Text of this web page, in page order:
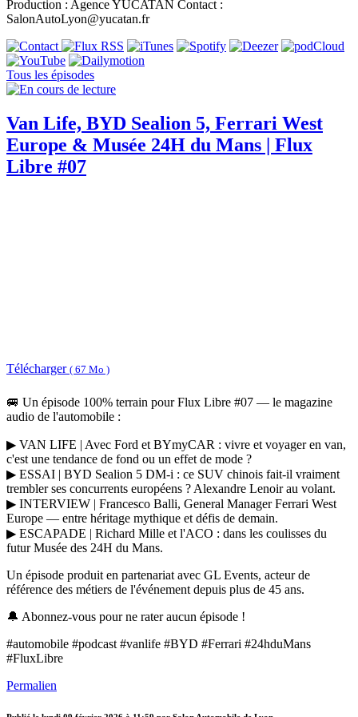
Production : Agence YUCATAN Contact :
SalonAutoLyon@yucatan.fr
Tous les épisodes
Van Life, BYD Sealion 5, Ferrari West
Europe & Musée 24H du Mans | Flux
Libre #07
Télécharger ( 67 Mo )
🚐 Un épisode 100% terrain pour Flux Libre #07 — le magazine
audio de l'automobile :
▶ VAN LIFE | Avec Ford et BYmyCAR : vivre et voyager en van,
c'est une tendance de fond ou un effet de mode ?
▶ ESSAI | BYD Sealion 5 DM-i : ce SUV chinois fait-il vraiment
trembler ses concurrents européens ? Alexandre Lenoir au volant.
▶ INTERVIEW | Francesco Balli, General Manager Ferrari West
Europe — entre héritage mythique et défis de demain.
▶ ESCAPADE | Richard Mille et l'ACO : dans les coulisses du
futur Musée des 24H du Mans.
Un épisode produit en partenariat avec GL Events, acteur de
référence des métiers de l'événement depuis plus de 45 ans.
🔔 Abonnez-vous pour ne rater aucun épisode !
#automobile #podcast #vanlife #BYD #Ferrari #24hduMans
#FluxLibre
Permalien